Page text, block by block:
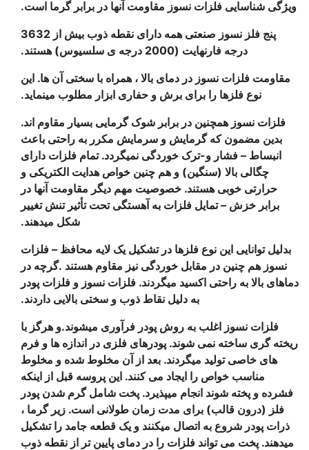
ویژگی شناسایی فلزات نسوز مقاومت آنها در برابر گرما است.
پنج فلز نسوز صنعتی همه دارای نقطه ذوب بیش از 3632
درجه فارنهایت (2000 درجه ی سلسیوس) هستند.
مقاومت فلزات نسوز در دمای بالا ، همراه با سختی آن ها. این
نوع فلزها را برای برش و حفاری ابزار مطلوب مینماید.
فلزات نسوز همچنین در برابر شوک گرمایی بسیار مقاوم اند.
بدین مضمون که گرمایش و سرمایش مکرر به راحتی باعث
انبساط – فشار و-ترک خوردگی نمیگردد. تمام فلزات دارای
چگالی بالا (سنگین) و هم چنین خواص هدایت الکتریکی و
حرارتی خوبی هستند. خصوصیت مهم دیگر مقاومت آنها در
برابر خزش – تمایل فلزات به آهستگی تحت تأثیر تنش تغییر
شکل میدهند.
بدلیل توانایی این نوع فلزها در تشکیل یک لایه محافظ – فلزات
نسوز هم چنین در مقابل خوردگی نیز مقاوم هستند .گرچه در
دماهای بالا به راحتی اکسید میگردند. فلزات نسوز و فلزات پودر
به دلیل نقاط ذوب و سختی بالایی داردند.
فلزات نسوز اغلب به روش پودر فرآوری میشوند.و هرگز با
ریخته گری ساخته نمی شوند. پودرهای فلزی در اندازه ها و فرم
های خاصی تولید میگردند. بعد از آن مخلوط شده و مخلوط
مناسب خواص را ایجاد می کنند. این پروسه قبل از اینکه
فشرده و پخته شوند انجام میپذیرد. پخت شامل گرم شدن پودر
فلز (درون قالب) برای مدت زمان طولانی است. زیر گرما ،
ذرات پودر شروع به اتصال میکنند و یک قطعه جامد را تشکیل
میدهند. پخت می تواند فلزات را در دمای پایین تر از نقطه ذوب